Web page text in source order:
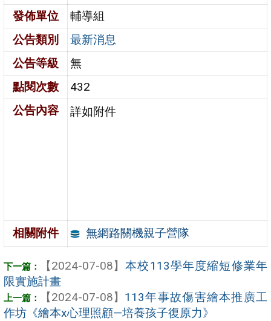
發佈單位
輔導組
公告類別
最新消息
公告等級
無
點閱次數
432
公告內容
詳如附件
相關附件 無網路關機親子營隊
【2024-07-08】 本校113學年度縮短修業年
限實施計畫
【2024-07-08】 113年事故傷害繪本推廣工
作坊《繪本x心理照顧—培養孩子復原力》